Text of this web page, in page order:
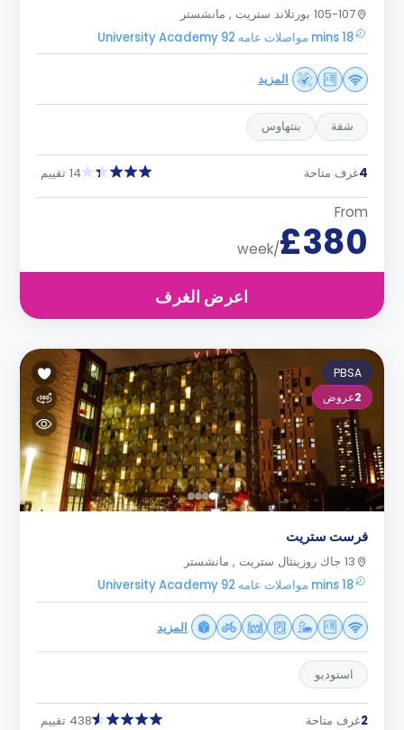
105-107 بورتلاند ستريت , مانشستر
18 mins مواصلات عامه University Academy 92
المزيد
شقة بنتهاوس
4غرف متاحة 14 تقييم
From
£380
/week
اعرض الغرف
PBSA
2عروض
فرست ستريت
13 جاك روزينثال ستريت , مانشستر
18 mins مواصلات عامه University Academy 92
المزيد
استوديو
2غرف متاحة 438 تقييم